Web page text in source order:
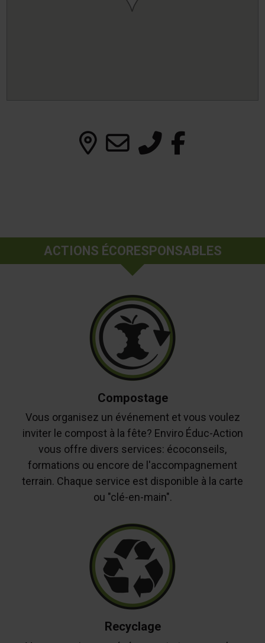
ACTIONS ÉCORESPONSABLES
Compostage
Vous organisez un événement et vous voulez
inviter le compost à la fête? Enviro Éduc-Action
vous offre divers services: écoconseils,
formations ou encore de l'accompagnement
terrain. Chaque service est disponible à la carte
ou "clé-en-main".
Recyclage